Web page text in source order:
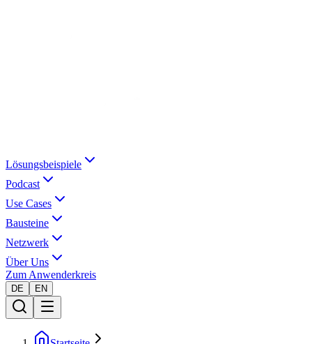
Lösungsbeispiele
Podcast
Use Cases
Bausteine
Netzwerk
Über Uns
Zum Anwenderkreis
DE EN